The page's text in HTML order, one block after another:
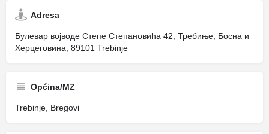
Adresa
Булевар војводе Степе Степановића 42, Требиње, Босна и
Херцеговина, 89101 Trebinje
Općina/MZ
Trebinje, Bregovi